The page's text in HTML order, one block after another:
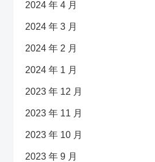
2024 年 4 月
2024 年 3 月
2024 年 2 月
2024 年 1 月
2023 年 12 月
2023 年 11 月
2023 年 10 月
2023 年 9 月